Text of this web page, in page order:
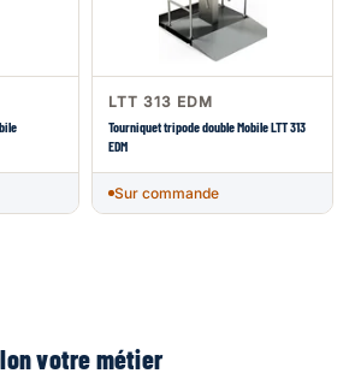
LTT 313 EDM
Tourniquet tripode double Mobile LTT 313
EDM
Sur commande
votre métier